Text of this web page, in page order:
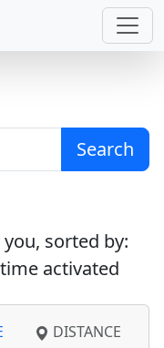
Search
sorted by:
time activated
DISTANCE